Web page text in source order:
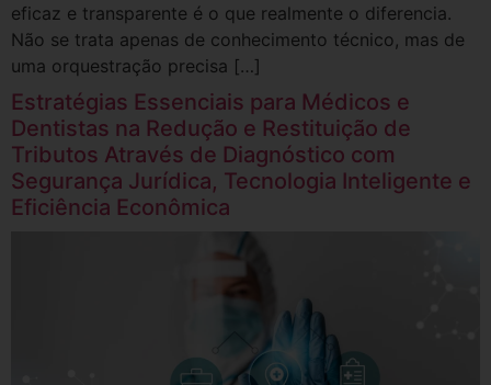
eficaz e transparente é o que realmente o diferencia.
Não se trata apenas de conhecimento técnico, mas de
uma orquestração precisa […]
Estratégias Essenciais para Médicos e
Dentistas na Redução e Restituição de
Tributos Através de Diagnóstico com
Segurança Jurídica, Tecnologia Inteligente e
Eficiência Econômica